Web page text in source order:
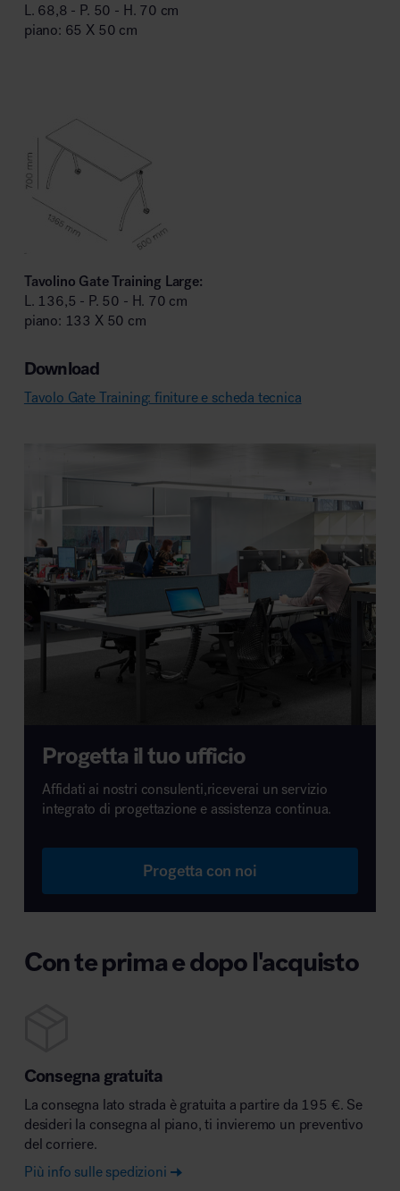
L. 68,8 - P. 50 - H. 70 cm
piano: 65 X 50 cm
Tavolino Gate Training Large:
L. 136,5 - P. 50 - H. 70 cm
piano: 133 X 50 cm
Download
Tavolo Gate Training: finiture e scheda tecnica
Progetta il tuo ufficio
Affidati ai nostri consulenti,riceverai un servizio
integrato di progettazione e assistenza continua.
Progetta con noi
Con te prima e dopo l'acquisto
Consegna gratuita
La consegna lato strada è gratuita a partire da 195 €. Se
desideri la consegna al piano, ti invieremo un preventivo
del corriere.
Più info sulle spedizioni